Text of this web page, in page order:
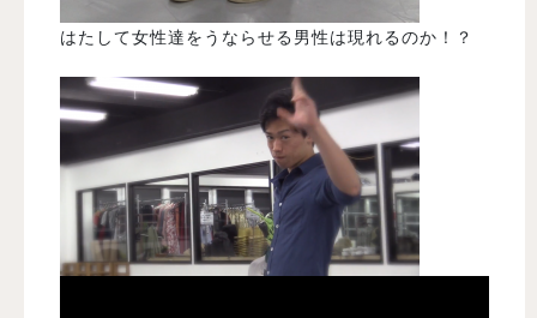
はたして女性達をうならせる男性は現れるのか！？